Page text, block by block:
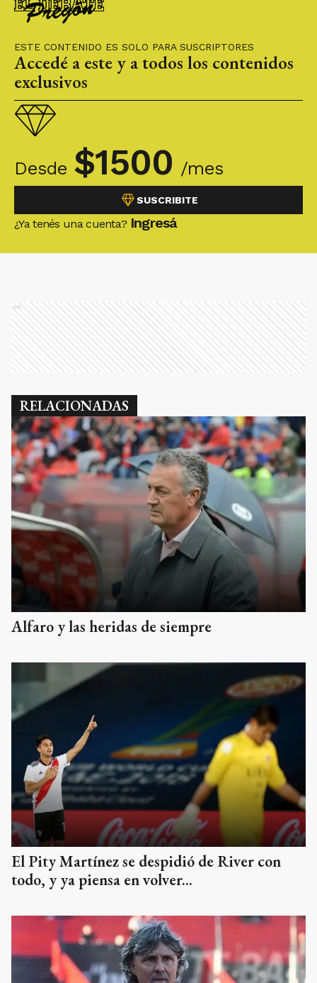
ESTE CONTENIDO ES SOLO PARA SUSCRIPTORES
Accedé a este y a todos los contenidos
exclusivos
Desde $1500 /mes
SUSCRIBITE
¿Ya tenés una cuenta? Ingresá
Ads
RELACIONADAS
Alfaro y las heridas de siempre
El Pity Martínez se despidió de River con
todo, y ya piensa en volver...